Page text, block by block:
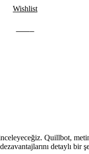
Wishlist
Quillbot,
detaylı bir